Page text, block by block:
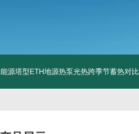
能源塔型ETH地源热泵光热跨季节蓄热对比